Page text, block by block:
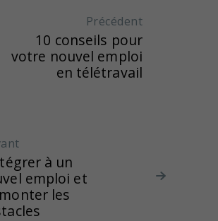
Précédent
10 conseils pour
votre nouvel emploi
en télétravail
à un
emploi et
les